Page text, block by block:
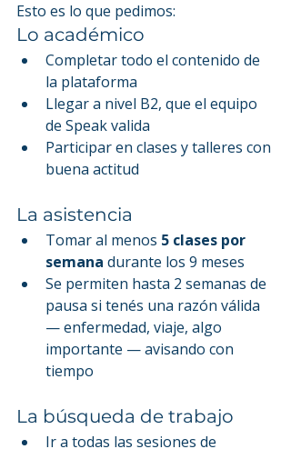
Esto es lo que pedimos:
Lo académico
Completar todo el contenido de
la plataforma
Llegar a nivel B2, que el equipo
de Speak valida
Participar en clases y talleres con
buena actitud
La asistencia
Tomar al menos 5 clases por
semana durante los 9 meses
Se permiten hasta 2 semanas de
pausa si tenés una razón válida
— enfermedad, viaje, algo
importante — avisando con
tiempo
La búsqueda de trabajo
Ir a todas las sesiones de